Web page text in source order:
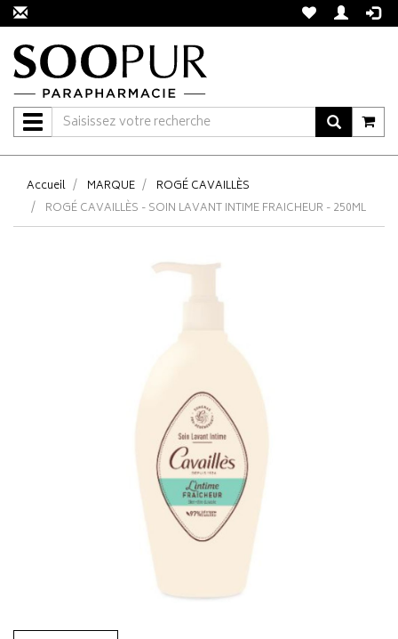
Navigation
Accueil MARQUE
ROGÉ CAVAILLÈS
ROGÉ CAVAILLÈS - SOIN LAVANT INTIME FRAICHEUR - 250ML